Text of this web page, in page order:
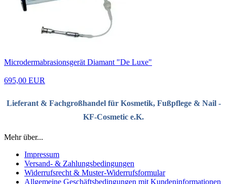
Microdermabrasionsgerät Diamant "De Luxe"
695,00 EUR
Lieferant & Fachgroßhandel für Kosmetik, Fußpflege & Nail -
KF-Cosmetic e.K.
Mehr über...
Impressum
Versand- & Zahlungsbedingungen
Widerrufsrecht & Muster-Widerrufsformular
Allgemeine Geschäftsbedingungen mit Kundeninformationen